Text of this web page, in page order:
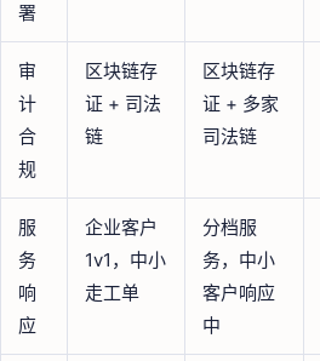
署
审
计
合
规
区块链存
证 + 司法
链
区块链存
证 + 多家
司法链
服
务
响
应
企业客户
1v1，中小
走工单
分档服
务，中小
客户响应
中